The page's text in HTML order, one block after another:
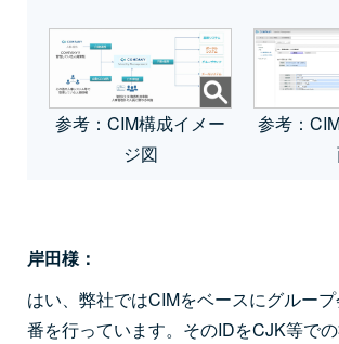
参考：CIM構成イメー
ジ図
参考：
岸田様：
はい、弊社ではCIMをベースにグルー
番を行っています。そのIDをCJK等で